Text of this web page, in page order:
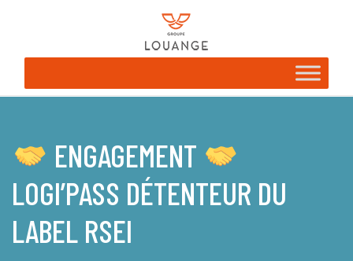
ENGAGEMENT
LOGI’PASS DÉTENTEUR DU
LABEL RSEI